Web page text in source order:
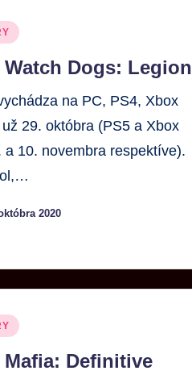
Dogs: Legion
na PC, PS4, Xbox
29. októbra (PS5 a Xbox
a 10. novembra respektíve).
2020
Definitive